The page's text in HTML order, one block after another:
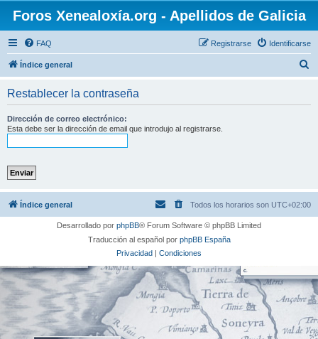
Foros Xenealoxía.org - Apellidos de Galicia
FAQ Identificarse
Registrarse
Índice general
Restablecer la contraseña
Dirección de correo electrónico:
Esta debe ser la dirección de email que introdujo al registrarse.
Índice general Todos los horarios son UTC+02:00
Desarrollado por phpBB® Forum Software © phpBB Limited
Traducción al español por phpBB España
Privacidad | Condiciones